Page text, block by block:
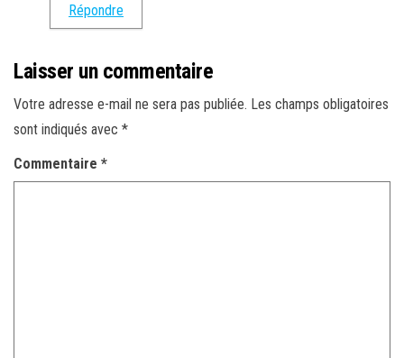
Répondre
Laisser un commentaire
Votre adresse e-mail ne sera pas publiée. Les champs obligatoires
sont indiqués avec *
Commentaire *